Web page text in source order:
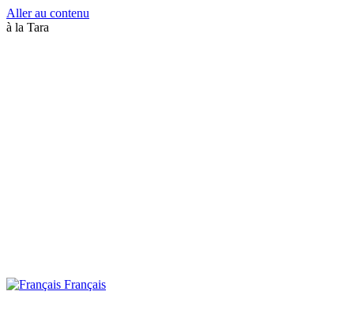
Aller au contenu
à la Tara
Français